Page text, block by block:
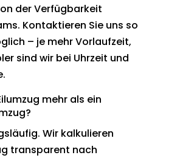
der Verfügbarkeit
Kontaktieren Sie uns so
– je mehr Vorlaufzeit,
sind wir bei Uhrzeit und
mehr als ein
Wir kalkulieren
transparent nach